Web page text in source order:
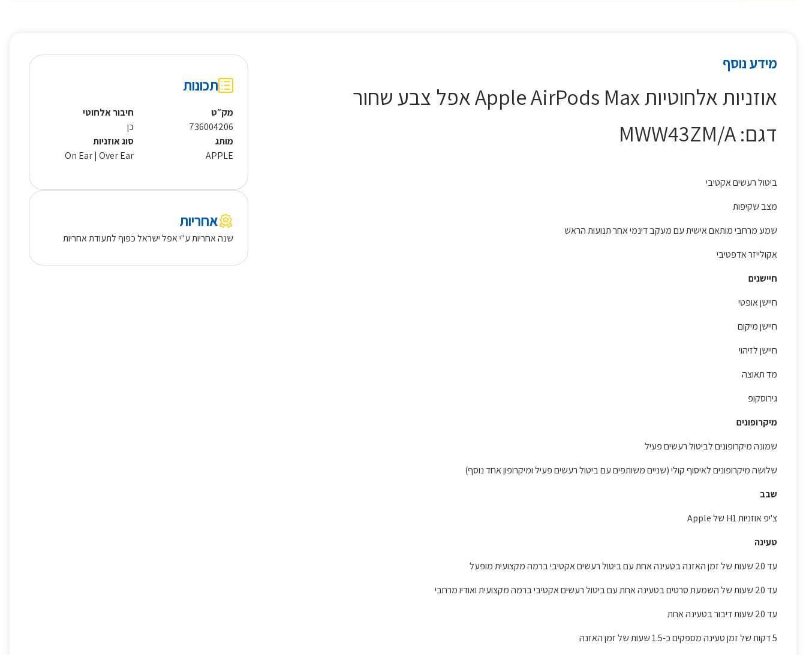
מידע נוסף
אוזניות אלחוטיות Apple AirPods Max אפל צבע שחור
דגם: MWW43ZM/A
ביטול רעשים אקטיבי
מצב שקיפות
שמע מרחבי מותאם אישית עם מעקב דינמי אחר תנועות הראש
אקולייזר אדפטיבי
חיישנים
‏חיישן אופטי
‏חיישן מיקום
‏חיישן לזיהוי
‏מד תאוצה
‏גירוסקופ
מיקרופונים
‏שמונה מיקרופונים לביטול רעשים פעיל‏
שלושה מיקרופונים לאיסוף קולי (שניים משותפים עם ביטול רעשים פעיל ומיקרופון אחד נוסף)‏
שבב
צ'יפ ‏אוזניות H1 של Apple
טעינה
עד 20 שעות של זמן האזנה בטעינה אחת עם ביטול רעשים אקטיבי ברמה מקצועית מופעל
עד 20 שעות של השמעת סרטים בטעינה אחת עם ביטול רעשים אקטיבי ברמה מקצועית ואודיו מרחבי
עד 20 שעות דיבור בטעינה אחת
5 דקות של זמן טעינה מספקים כ-1.5 שעות של זמן האזנה
תכונות
מק״ט
736004206
חיבור אלחוטי
כן
מותג
APPLE
סוג אוזניות
On Ear | Over Ear
אחריות
שנה אחריות ע"י אפל ישראל כפוף לתעודת אחריות